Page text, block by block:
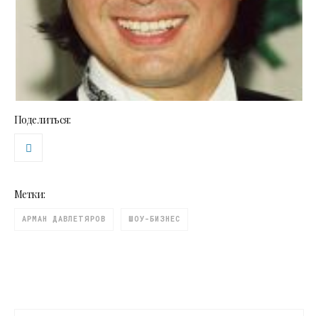
Поделиться:
Метки:
АРМАН ДАВЛЕТЯРОВ ШОУ-БИЗНЕС